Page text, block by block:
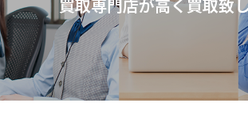
買取専門店が高く買取致